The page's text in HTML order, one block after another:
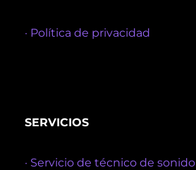
· Política de privacidad
SERVICIOS
· Servicio de técnico de sonido